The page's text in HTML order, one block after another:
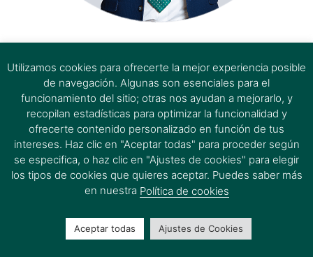
estem aquí
Utilizamos cookies para ofrecerte la mejor experiencia posible
de navegación. Algunas son esenciales para el
funcionamiento del sitio; otras nos ayudan a mejorarlo, y
recopilan estadísticas para optimizar la funcionalidad y
ofrecerte contenido personalizado en función de tus
intereses. Haz clic en "Aceptar todas" para proceder según
se especifica, o haz clic en "Ajustes de cookies" para elegir
los tipos de cookies que quieres aceptar. Puedes saber más
en nuestra Política de cookies
Aceptar todas Ajustes de Cookies